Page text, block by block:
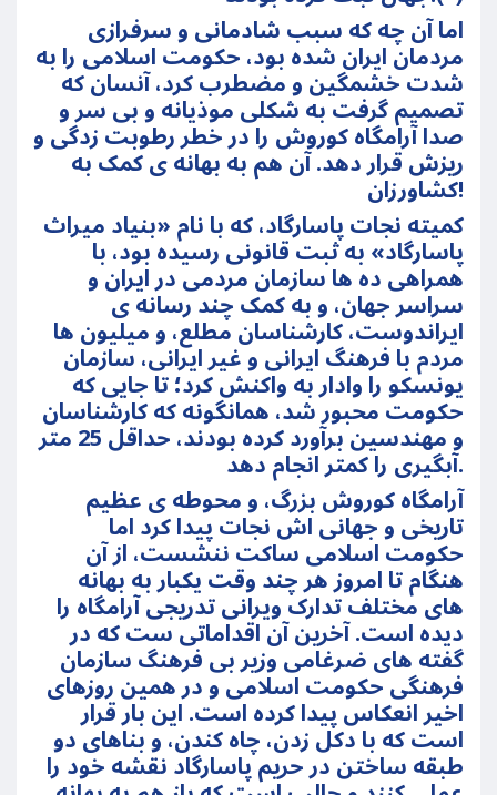
اما آن چه که سبب شادمانی و سرفرازی
مردمان ایران شده بود، حکومت اسلامی را به
شدت خشمگین و مضطرب کرد، آنسان که
تصمیم گرفت به شکلی موذیانه و بی سر و
صدا آرامگاه کوروش را در خطر رطوبت زدگی و
ریزش قرار دهد. آن هم به بهانه ی کمک به
کشاورزان!
کمیته نجات پاسارگاد، که با نام «بنیاد میراث
پاسارگاد» به ثبت قانونی رسیده بود، با
همراهی ده ها سازمان مردمی در ایران و
سراسر جهان، و به کمک چند رسانه ی
ایراندوست، کارشناسان مطلع، و میلیون ها
مردم با فرهنگ ایرانی و غیر ایرانی، سازمان
یونسکو را وادار به واکنش کرد؛ تا جایی که
حکومت محبور شد، همانگونه که کارشناسان
و مهندسین برآورد کرده بودند، حداقل 25 متر
آبگیری را کمتر انجام دهد.
آرامگاه کوروش بزرگ، و محوطه ی عظیم
تاریخی و جهانی اش نجات پیدا کرد اما
حکومت اسلامی ساکت ننشست، از آن
هنگام تا امروز هر چند وقت یکبار به بهانه
های مختلف تدارک ویرانی تدریجی آرامگاه را
دیده است. آخرین آن اقداماتی ست که در
گفته های ضرغامی وزیر بی فرهنگ سازمان
فرهنگی حکومت اسلامی و در همین روزهای
اخیر انعکاس پیدا کرده است. این بار قرار
است که با دکل زدن، چاه کندن، و بناهای دو
طبقه ساختن در حریم پاسارگاد نقشه خود را